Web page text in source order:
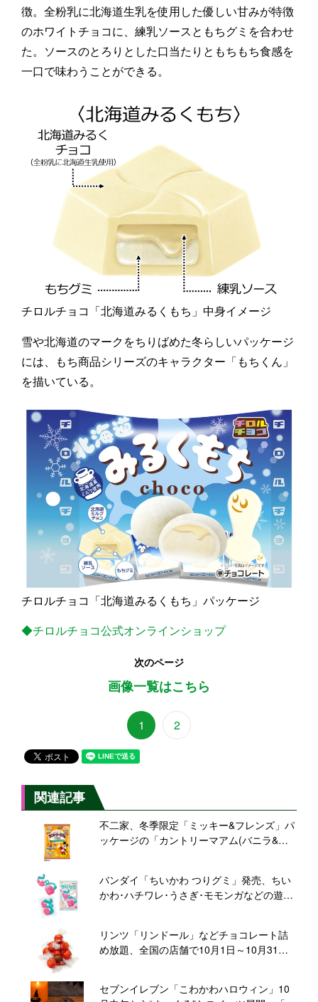
徴。全粉乳に北海道生乳を使用した優しい甘みが特徴
のホワイトチョコに、練乳ソースともちグミを合わせ
た。ソースのとろりとした口当たりともちもち食感を
一口で味わうことができる。
チロルチョコ「北海道みるくもち」中身イメージ
雪や北海道のマークをちりばめた冬らしいパッケージ
には、もち商品シリーズのキャラクター「もちくん」
を描いている。
チロルチョコ「北海道みるくもち」パッケージ
◆チロルチョコ公式オンラインショップ
次のページ
画像一覧はこちら
1 2
関連記事
不二家、冬季限定「ミッキー&フレンズ」パ
ッケージの「カントリーマアム(バニラ&キ
バンダイ「ちいかわ つりグミ」発売、ちい
かわ･ハチワレ･うさぎ･モモンガなどの遊べ
リンツ「リンドール」などチョコレート詰
め放題、全国の店舗で10月1日～10月31日
セブンイレブン「こわかわハロウィン」10